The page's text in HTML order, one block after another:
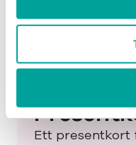
10:00 – 20:00
Ett presentkort